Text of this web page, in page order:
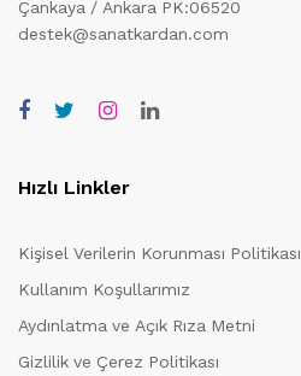
Çankaya / Ankara PK:06520
destek@sanatkardan.com
Hızlı Linkler
Kişisel Verilerin Korunması Politikası
Kullanım Koşullarımız
Aydınlatma ve Açık Rıza Metni
Gizlilik ve Çerez Politikası